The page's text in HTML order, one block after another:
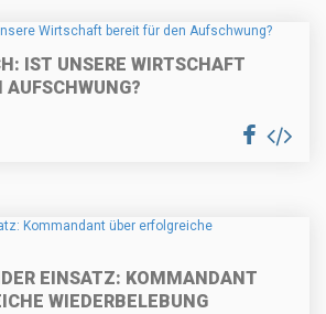
IST UNSERE WIRTSCHAFT
AUFSCHWUNG?
EINSATZ: KOMMANDANT
WIEDERBELEBUNG